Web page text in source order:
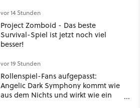
vor 14 Stunden
Project Zomboid - Das beste
Survival-Spiel ist jetzt noch viel
besser!
vor 19 Stunden
Rollenspiel-Fans aufgepasst:
Angelic Dark Symphony kommt wie
aus dem Nichts und wirkt wie ein